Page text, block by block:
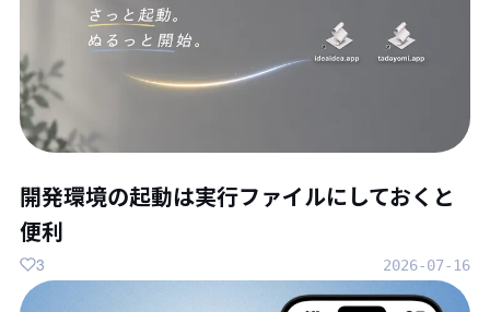
開発環境の起動は実行ファイルにしておくと
便利
2026-07-16
3